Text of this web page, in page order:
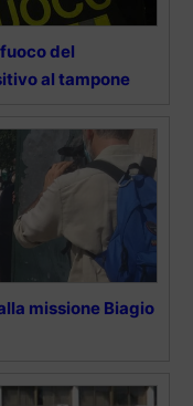
del
al tampone
missione Biagio